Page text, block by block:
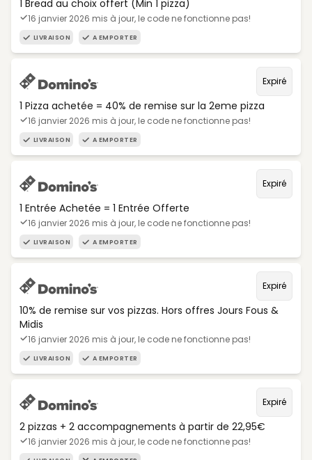
1 Bread au choix offert (Min 1 pizza)
16 janvier 2026 mis à jour, le code ne fonctionne pas!
LIVRAISON A EMPORTER
Expiré
1 Pizza achetée = 40% de remise sur la 2eme pizza
16 janvier 2026 mis à jour, le code ne fonctionne pas!
LIVRAISON A EMPORTER
Expiré
1 Entrée Achetée = 1 Entrée Offerte
16 janvier 2026 mis à jour, le code ne fonctionne pas!
LIVRAISON A EMPORTER
Expiré
10% de remise sur vos pizzas. Hors offres Jours Fous &
Midis
16 janvier 2026 mis à jour, le code ne fonctionne pas!
LIVRAISON A EMPORTER
Expiré
2 pizzas + 2 accompagnements à partir de 22,95€
16 janvier 2026 mis à jour, le code ne fonctionne pas!